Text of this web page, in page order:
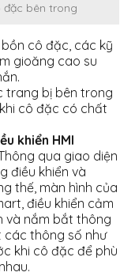
bên trong
cô đặc, các kỹ
gioăng cao su
trang bị bên trong
cô đặc có chất
khiển HMI
qua giao diện
điều khiển và
thế, màn hình của
điều khiển cảm
và nắm bắt thông
các thông số như
khi cô đặc để phù